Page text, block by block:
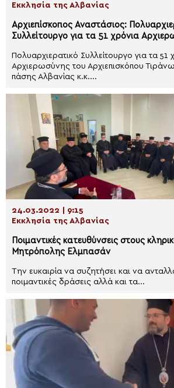
Εκκλησία της Αλβανίας
Αρχιεπίσκοπος Αναστάσιος:
Συλλείτουργο για τα 51 χρόνια
Πολυαρχιερατικό Συλλείτουργο για τα 51
Αρχιερωσύνης του Αρχιεπισκόπου
πάσης Αλβανίας κ.κ....
24.03.2022 | 9:15
Εκκλησία της Αλβανίας
Ποιμαντικές κατευθύνσεις στους
Μητρόπολης Ελμπασάν
Την ευκαιρία να συζητήσει και να
ποιμαντικές δράσεις αλλά και τα...